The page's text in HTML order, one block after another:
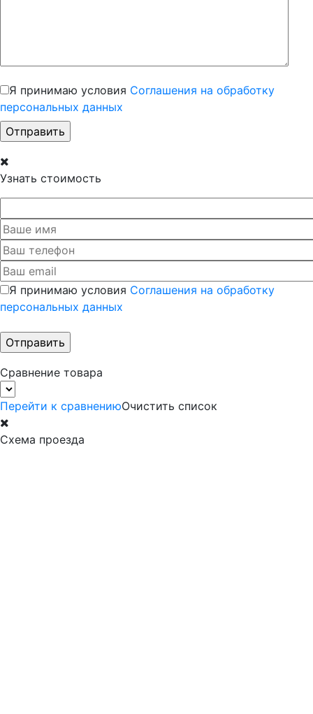
Я принимаю условия Соглашения на обработку
персональных данных
Узнать стоимость
Я принимаю условия Соглашения на обработку
персональных данных
Сравнение товара
Перейти к сравнениюОчистить список
Схема проезда